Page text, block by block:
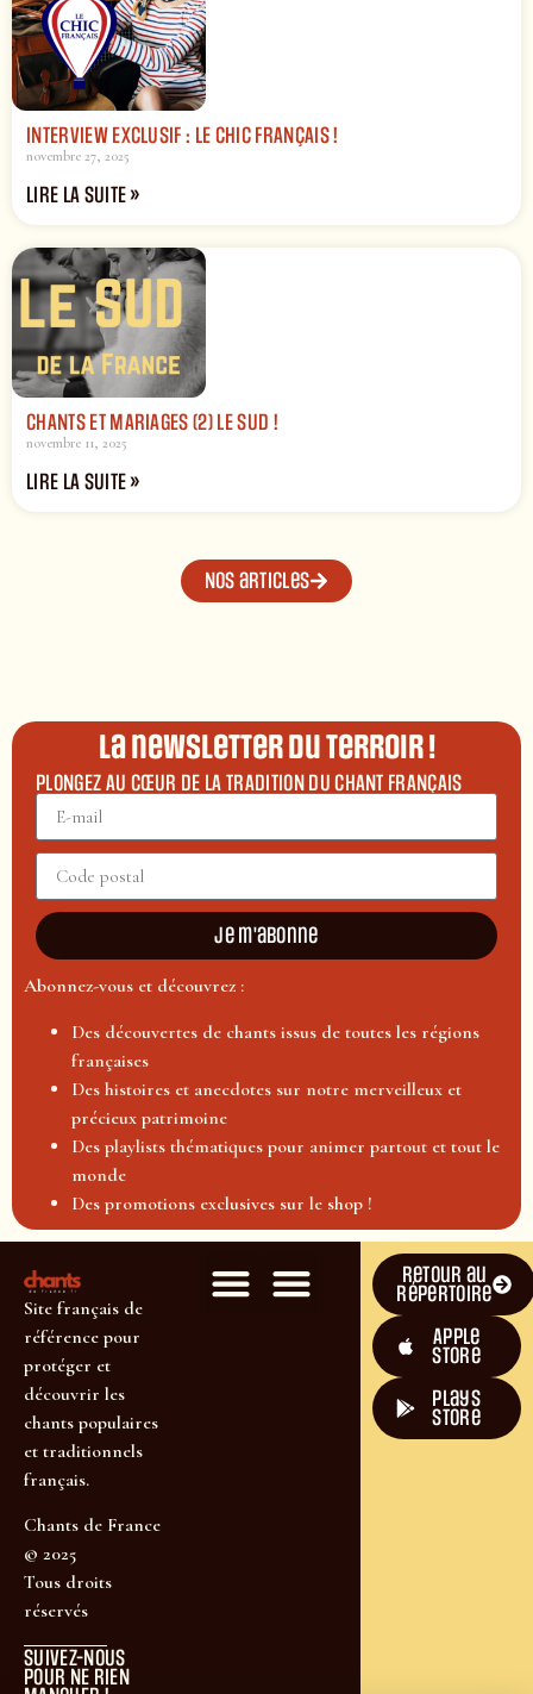
INTERVIEW EXCLUSIF : LE CHIC FRANÇAIS !
novembre 27, 2025
LIRE LA SUITE »
CHANTS ET MARIAGES (2) LE SUD !
novembre 11, 2025
LIRE LA SUITE »
Nos articles
La newsletter du terroir !
PLONGEZ AU CŒUR DE LA TRADITION DU CHANT FRANÇAIS
Je m'abonne
Abonnez-vous et découvrez :
Des découvertes de chants issus de toutes les régions
françaises
Des histoires et anecdotes sur notre merveilleux et
précieux patrimoine
Des playlists thématiques pour animer partout et tout le
monde
Des promotions exclusives sur le shop !
Site français de
référence pour
protéger et
découvrir les
chants populaires
et traditionnels
français.
Chants de France
© 2025
Tous droits
réservés
SUIVEZ-NOUS
POUR NE RIEN
Retour au
répertoire
Apple
Store
plays
store